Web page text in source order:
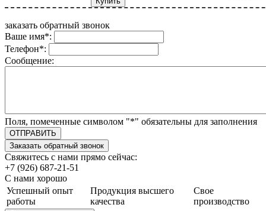
заказать обратный звонок
Ваше имя*:
Телефон*:
Сообщение:
Поля, помеченные символом "*" обязательны для заполнения
Свяжитесь с нами прямо сейчас:
+7 (926) 687-21-51
С нами хорошо
Успешный опыт
работы
Продукция высшего
качества
Свое
производство